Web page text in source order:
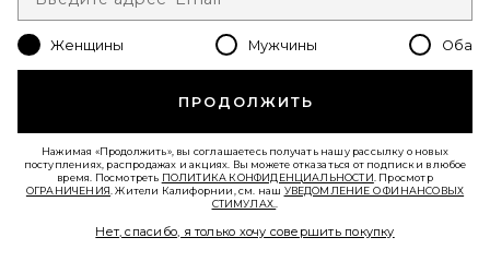
Favorite КРОССОВКИ XT-WHISPER VOID
Женщины Мужчины Оба
ПРОДОЛЖИТЬ
Нажимая «Продолжить», вы соглашаетесь получать нашу рассылку о новых
поступлениях, распродажах и акциях. Вы можете отказаться от подписки в любое
время. Посмотреть ПОЛИТИКА КОНФИДЕНЦИАЛЬНОСТИ . Просмотр
ОГРАНИЧЕНИЯ . Жители Калифорнии, см. наш УВЕДОМЛЕНИЕ О ФИНАНСОВЫХ
СТИМУЛАХ.
Нет, спасибо, я только хочу совершить покупку